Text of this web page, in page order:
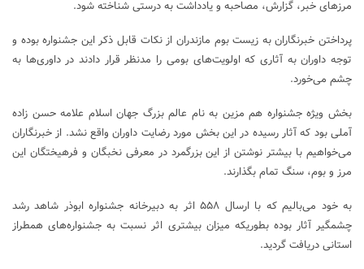
مرز‌های خبر، گزارش، مصاحبه و یادداشت به درستی شناخته شود.
پرداختن خبرنگاران به زیست بوم مازندران از نکات قابل ذکر این جشنواره بوده و
توجه داوران به آثاری که اولویت‌های بومی را مدنظر قرار دادند در داوری‌ها به
چشم می‌خورد.
بخش ویژه جشنواره هم مزین به نام عالم بزرگ جهان اسلام علامه حسن زاده
آملی بود که آثار رسیده در این بخش مورد رضایت داوران واقع نشد. از خبرنگاران
می‌خواهیم با بیشتر نوشتن از این بزرگمرد در معرفی نخبگان و فرهیختگان این
مرز و بوم، سنگ تمام بگذارند.
به خود می‌بالیم که با ارسال ۵۵۸ اثر به دبیرخانه جشنواره ابوذر شاهد رشد
چشمگیر آثار بوده بطوریکه میزان بیشتری اثر نسبت به جشنواره‌های همطراز
استانی دریافت گردید.